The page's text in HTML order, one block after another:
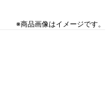
※商品画像はイメージです。